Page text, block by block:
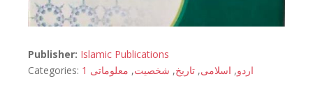
Publisher: Islamic Publications
Categories:
اردو, اسلامی, تاریخ, شخصیت, معلوماتی 1